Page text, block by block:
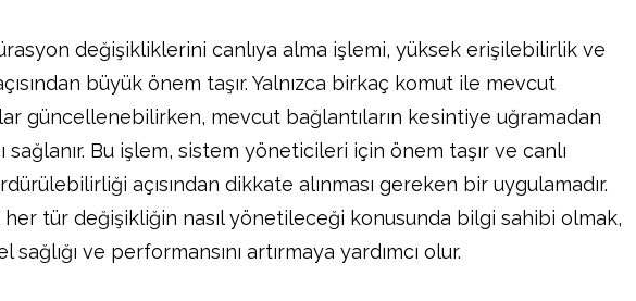
değişikliklerini canlıya alma işlemi, yüksek erişilebilirlik ve
büyük önem taşır. Yalnızca birkaç komut ile mevcut
güncellenebilirken, mevcut bağlantıların kesintiye uğramadan
sağlanır. Bu işlem, sistem yöneticileri için önem taşır ve canlı
açısından dikkate alınması gereken bir uygulamadır.
tür değişikliğin nasıl yönetileceği konusunda bilgi sahibi olmak,
sağlığı ve performansını artırmaya yardımcı olur.